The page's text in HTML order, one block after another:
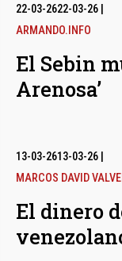
22-03-2622-03-26
ARMANDO.INFO
El Sebin
Arenosa’
13-03-2613-03-26
MARCOS DAVID
El dinero